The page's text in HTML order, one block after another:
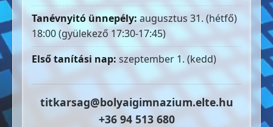
Tanévnyitó ünnepély: augusztus 31. (hétfő)
18:00 (gyülekező 17:30-17:45)
Első tanítási nap: szeptember 1. (kedd)
titkarsag@bolyaigimnazium.elte.hu
+36 94 513 680